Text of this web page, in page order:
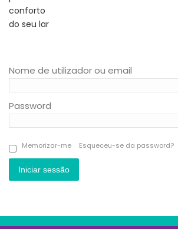
Nome de utilizador ou email
Password
Memorizar-me Esqueceu-se da password?
Iniciar sessão